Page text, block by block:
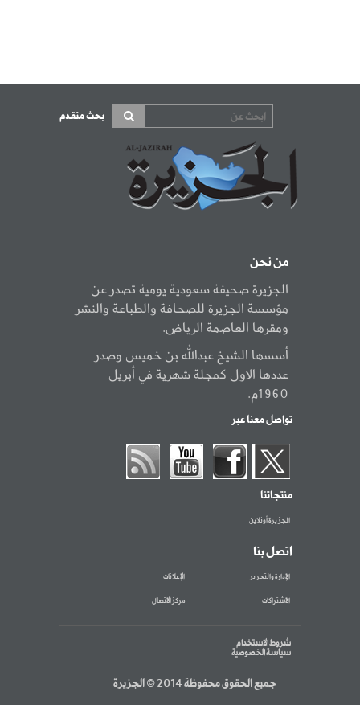
بحث متقدم
من نحن
الجزيرة صحيفة سعودية يومية تصدر عن
مؤسسة الجزيرة للصحافة والطباعة والنشر
ومقرها العاصمة الرياض.
أسسها الشيخ عبدالله بن خميس وصدر
عددها الاول كمجلة شهرية في أبريل
1960م.
تواصل معنا عبر
منتجاتنا
الجزيرة أونلاين
اتصل بنا
الإدارة والتحرير الإعلانات
الاشتراكات مركز الاتصال
شروط الاستخدام
سياسة الخصوصية
جميع الحقوق محفوظة 2014 © الجزيرة